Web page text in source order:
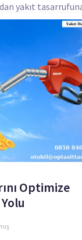
yakıt
Optimize